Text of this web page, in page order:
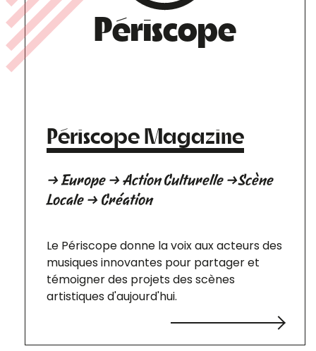
Périscope
Périscope Magazine
→ Europe → Action Culturelle →Scène
Locale → Création
Le Périscope donne la voix aux acteurs des
musiques innovantes pour partager et
témoigner des projets des scènes
artistiques d'aujourd'hui.